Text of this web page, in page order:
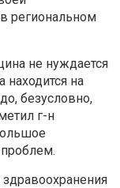
региональном
не нуждается
находится на
безусловно,
г-н